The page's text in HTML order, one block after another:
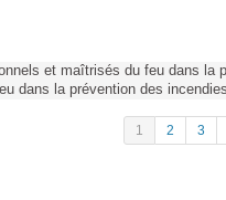
et maîtrisés du feu dans la
dans la prévention des
1 2 3